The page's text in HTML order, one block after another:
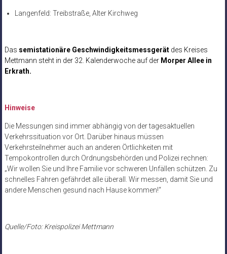
Langenfeld: Treibstraße, Alter Kirchweg
Das semistationäre Geschwindigkeitsmessgerätdes Kreises
Mettmann steht in der 32 . Kalenderwoche auf der Morper Allee in
Erkrath.
Hinweise
Die Messungen sind immer abhängig von der tagesaktuellen
Verkehrssituation vor Ort. Darüber hinaus müssen
Verkehrsteilnehmer auch an anderen Örtlichkeiten mit
Tempokontrollen durch Ordnungsbehörden und Polizei rechnen:
„Wir wollen Sie und Ihre Familie vor schweren Unfällen schützen. Zu
schnelles Fahren gefährdet alle überall. Wir messen, damit Sie und
andere Menschen gesund nach Hause kommen!“
Quelle/Foto: Kreispolizei Mettmann